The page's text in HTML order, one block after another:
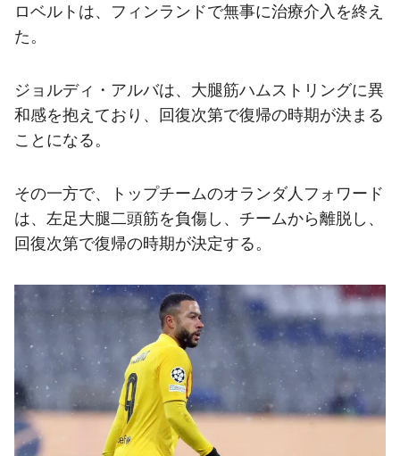
ロベルトは、フィンランドで無事に治療介入を終え
た。
ジョルディ・アルバは、大腿筋ハムストリングに異
和感を抱えており、回復次第で復帰の時期が決まる
ことになる。
その一方で、トップチームのオランダ人フォワード
は、左足大腿二頭筋を負傷し、チームから離脱し、
回復次第で復帰の時期が決定する。